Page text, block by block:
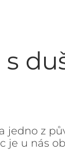
jedno z
je u nás